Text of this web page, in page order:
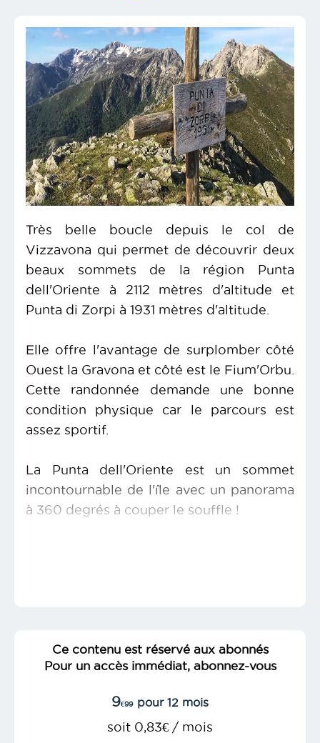
Très belle boucle depuis le col de
Vizzavona qui permet de découvrir deux
beaux sommets de la région Punta
dell'Oriente à 2112 mètres d'altitude et
Punta di Zorpi à 1931 mètres d'altitude.
Elle offre l'avantage de surplomber côté
Ouest la Gravona et côté est le Fium'Orbu.
Cette randonnée demande une bonne
condition physique car le parcours est
assez sportif.
La Punta dell'Oriente est un sommet
incontournable de l'île avec un panorama
à 360 degrés à couper le souffle !
Ce contenu est réservé aux abonnés
Pour un accès immédiat, abonnez-vous
9€99 pour 12 mois
soit 0,83€ / mois